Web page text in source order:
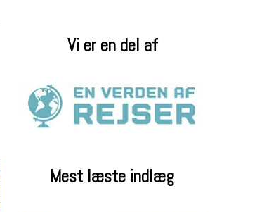
Vi er en del af
Mest læste indlæg